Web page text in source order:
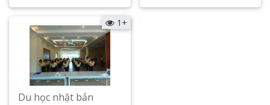
Xem chi tiết
Xem chi tiết
1+
Du học nhật bản